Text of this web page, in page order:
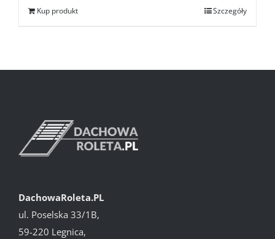
Kup produkt Szczegóły
DachowaRoleta.PL
ul. Poselska 33/1B,
59-220 Legnica,